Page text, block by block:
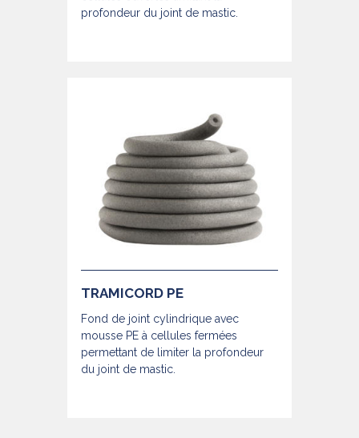
profondeur du joint de mastic.
TRAMICORD PE
Fond de joint cylindrique avec
mousse PE à cellules fermées
permettant de limiter la profondeur
du joint de mastic.